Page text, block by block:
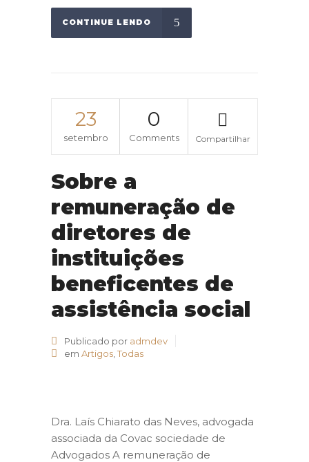
CONTINUE LENDO
23
setembro
0
Comments Compartilhar
Sobre a
remuneração de
diretores de
instituições
beneficentes de
assistência social
Publicado por admdev
em Artigos Todas
Dra. Laís Chiarato das Neves, advogada
associada da Covac sociedade de
Advogados A remuneração de